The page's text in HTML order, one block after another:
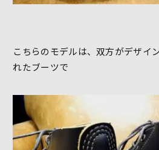
こちらのモデルは、双方がデザイ
れたブーツで